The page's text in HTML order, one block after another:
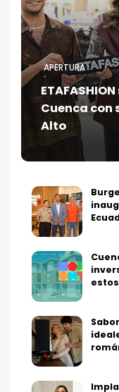
APERTURA
Cuenca con
Alto